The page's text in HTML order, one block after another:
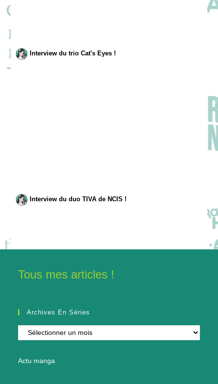
Interview du trio Cat's Eyes !
Interview du duo TIVA de NCIS !
Tous mes articles !
Archives En Séries
Archives
en
Actu manga